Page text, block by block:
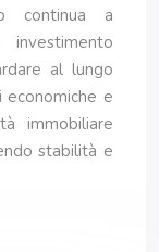
continua a
investimento
al lungo
e
immobiliare
stabilità e